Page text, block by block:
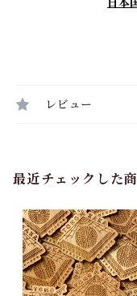
レビュー
最近チェックした